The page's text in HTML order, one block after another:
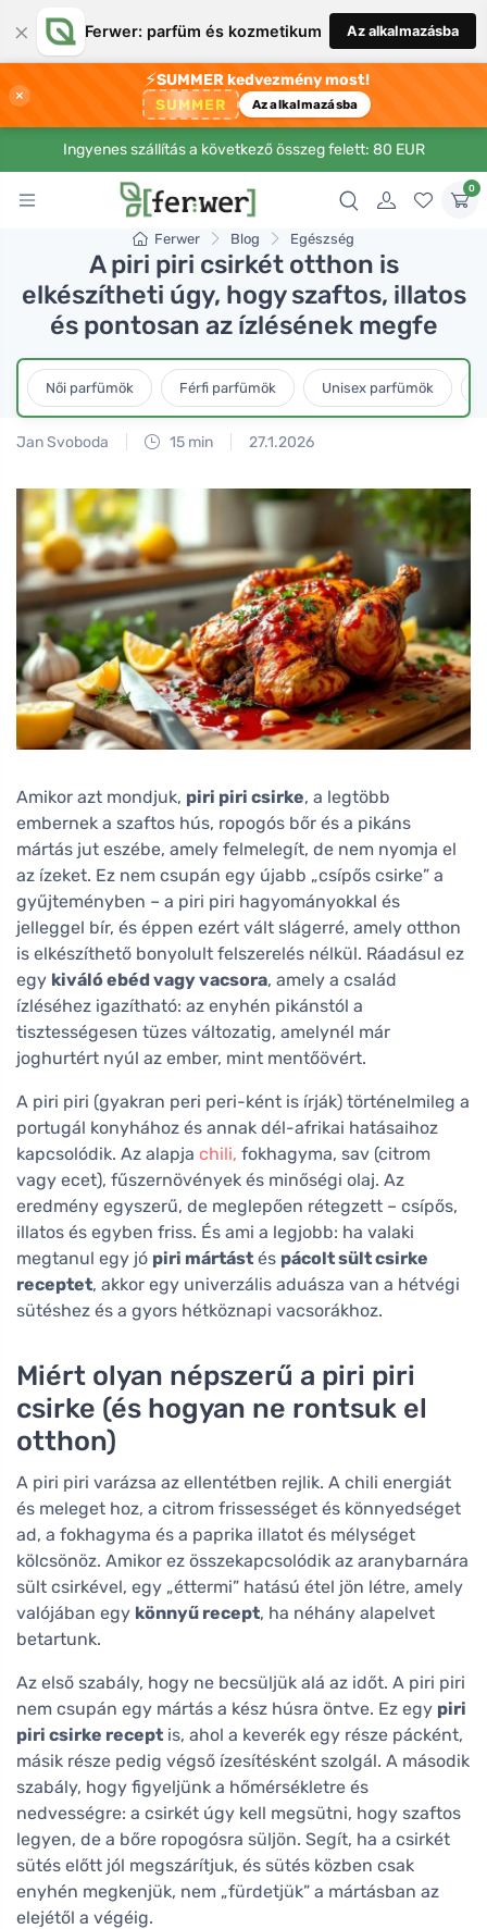
× Ferwer: parfüm és kozmetikum Az alkalmazásba
×
⚡SUMMER kedvezmény most!
SUMMER Az alkalmazásba
Ingyenes szállítás a következő összeg felett: 80 EUR
0
Ferwer Blog Egészség
A piri piri csirkét otthon is
elkészítheti úgy, hogy szaftos, illatos
és pontosan az ízlésének megfe
Női parfümök Férfi parfümök Unisex parfümök
Jan Svoboda 15 min 27.1.2026
Amikor azt mondjuk, piri piri csirke, a legtöbb
embernek a szaftos hús, ropogós bőr és a pikáns
mártás jut eszébe, amely felmelegít, de nem nyomja el
az ízeket. Ez nem csupán egy újabb „csípős csirke” a
gyűjteményben – a piri piri hagyományokkal és
jelleggel bír, és éppen ezért vált slágerré, amely otthon
is elkészíthető bonyolult felszerelés nélkül. Ráadásul ez
egy kiváló ebéd vagy vacsora, amely a család
ízléséhez igazítható: az enyhén pikánstól a
tisztességesen tüzes változatig, amelynél már
joghurtért nyúl az ember, mint mentőövért.
A piri piri (gyakran peri peri-ként is írják) történelmileg a
portugál konyhához és annak dél-afrikai hatásaihoz
kapcsolódik. Az alapja chili, fokhagyma, sav (citrom
vagy ecet), fűszernövények és minőségi olaj. Az
eredmény egyszerű, de meglepően rétegzett – csípős,
illatos és egyben friss. És ami a legjobb: ha valaki
megtanul egy jó piri mártást és pácolt sült csirke
receptet, akkor egy univerzális aduásza van a hétvégi
sütéshez és a gyors hétköznapi vacsorákhoz.
Miért olyan népszerű a piri piri
csirke (és hogyan ne rontsuk el
otthon)
A piri piri varázsa az ellentétben rejlik. A chili energiát
és meleget hoz, a citrom frissességet és könnyedséget
ad, a fokhagyma és a paprika illatot és mélységet
kölcsönöz. Amikor ez összekapcsolódik az aranybarnára
sült csirkével, egy „éttermi” hatású étel jön létre, amely
valójában egy könnyű recept, ha néhány alapelvet
betartunk.
Az első szabály, hogy ne becsüljük alá az időt. A piri piri
nem csupán egy mártás a kész húsra öntve. Ez egy piri
piri csirke recept is, ahol a keverék egy része pácként,
másik része pedig végső ízesítésként szolgál. A második
szabály, hogy figyeljünk a hőmérsékletre és
nedvességre: a csirkét úgy kell megsütni, hogy szaftos
legyen, de a bőre ropogósra süljön. Segít, ha a csirkét
sütés előtt jól megszárítjuk, és sütés közben csak
enyhén megkenjük, nem „fürdetjük” a mártásban az
elejétől a végéig.